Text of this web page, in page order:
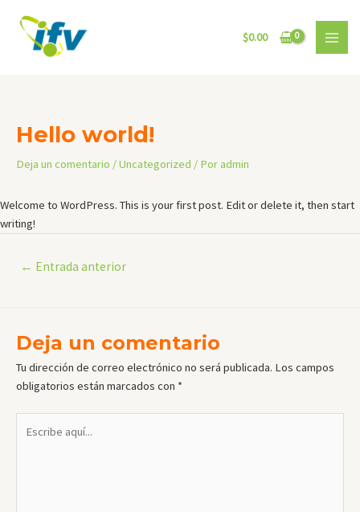
contenido
$0.00
MAIN
Hello world!
Deja un comentario /Uncategorized / Por admin
Welcome to WordPress. This is your first post. Edit or delete it, then start
writing!
Navegación
← Entrada anterior
Deja un comentario
Tu dirección de correo electrónico no será publicada. Los campos
obligatorios están marcados con *
aquí...